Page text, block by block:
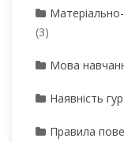
(3)
Мова
Наявність
Правила